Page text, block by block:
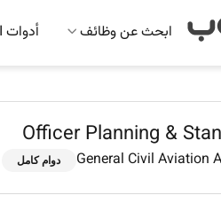
ابحث عن وظائف أدوات AI
Officer Planning &
General Civil Aviation دوام كامل